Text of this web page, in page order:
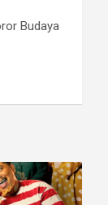
Budaya